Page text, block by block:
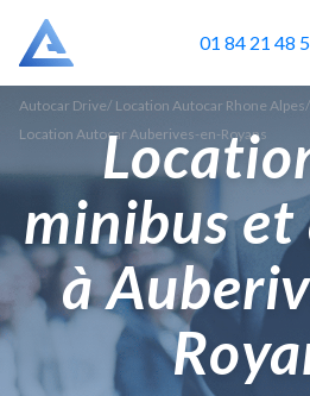
01 84 21 48
Autocar Drive/ Location Autocar Rhone Alpes/
Location Autocar Auberives-en-Royans
minibus
à